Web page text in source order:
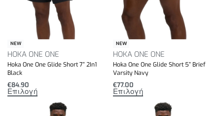
NEW
HOKA ONE ONE
Hoka One One Glide Short 7” 2In1
Black
€84.90
Επιλογή
NEW
HOKA ONE ONE
Hoka One One Glide Short 5” Brief
Varsity Navy
€77.00
Επιλογή